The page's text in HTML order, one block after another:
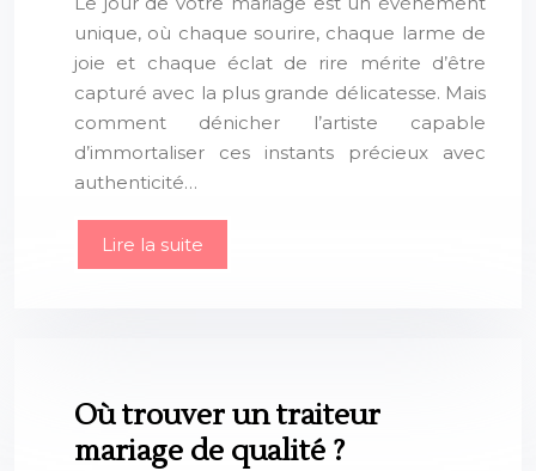
unique, où chaque sourire, chaque larme de
joie et chaque éclat de rire mérite d’être
capturé avec la plus grande délicatesse. Mais
comment dénicher l’artiste capable
d’immortaliser ces instants précieux avec
authenticité…
Lire la suite
Où trouver un traiteur
mariage de qualité ?